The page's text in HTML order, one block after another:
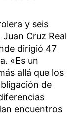
y seis
Cruz Real
dirigió 47
«Es un
allá que los
de
encuentros